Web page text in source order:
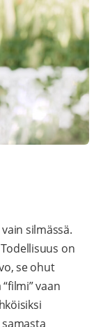
silmässä.
on
se ohut
vaan